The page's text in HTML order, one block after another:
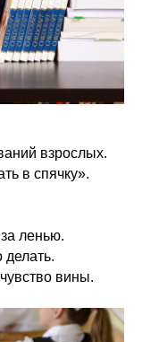
взрослых.
в спячку».
ленью.
делать.
вины.